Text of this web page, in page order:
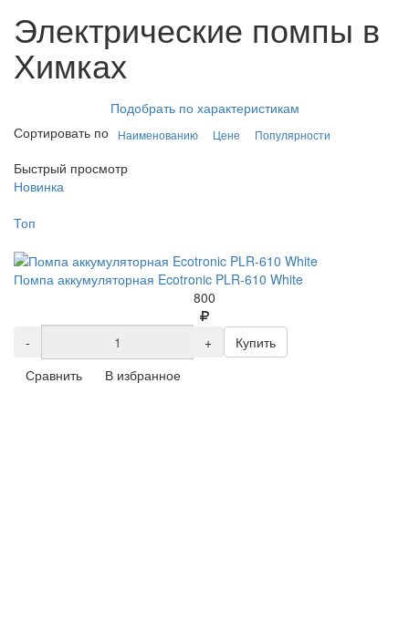
Электрические помпы в
Химках
Подобрать по характеристикам
Сортировать по
Наименованию Цене Популярности
Быстрый просмотр
Новинка
Топ
Помпа аккумуляторная Ecotronic PLR-610 White
800
- +
Купить
Сравнить
В избранное